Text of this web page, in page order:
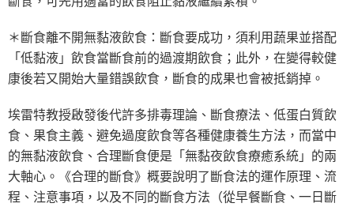
＊斷食離不開無黏液飲食：斷食要成功，須利用蔬果並搭配
「低黏液」飲食當斷食前的過渡期飲食；此外，在變得較健
康後若又開始大量錯誤飲食，斷食的成果也會被抵銷掉。
埃雷特教授啟發後代許多排毒理論、斷食療法、低蛋白質飲
食、果食主義、避免過度飲食等各種健康養生方法，而當中
的無黏液飲食、合理斷食便是「無黏夜飲食療癒系統」的兩
大軸心。《合理的斷食》概要說明了斷食法的運作原理、流
程、注意事項，以及不同的斷食方法（從早餐斷食、一日斷